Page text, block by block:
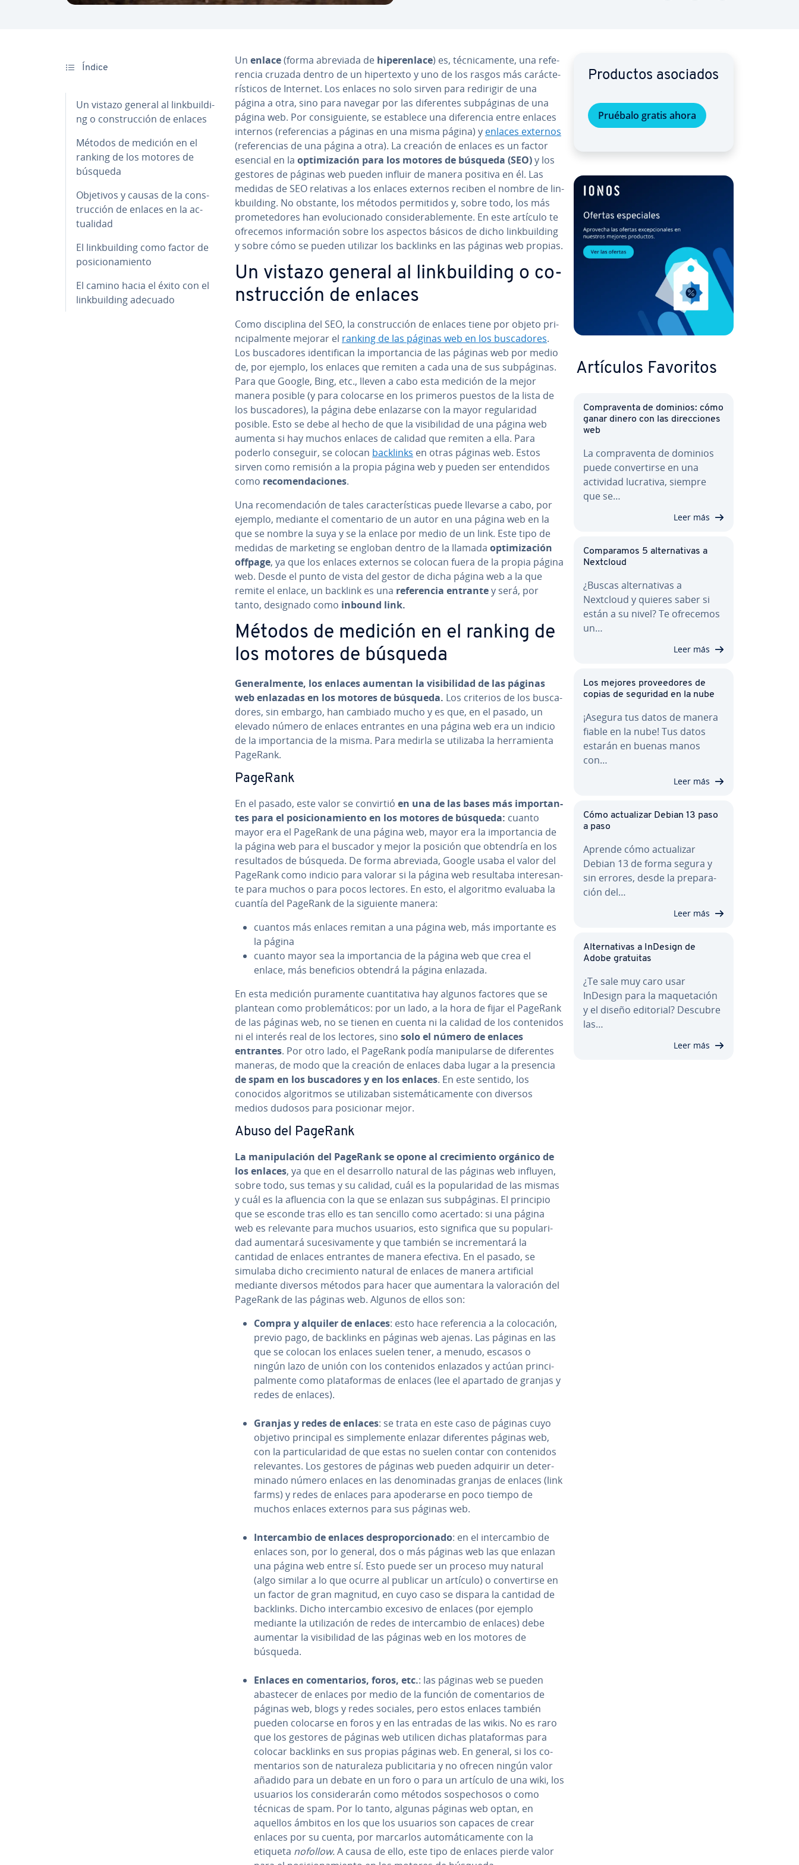
Índice
Un vistazo general al li­n­k­bui­l­di­
ng o co­n­s­tru­c­ción de enlaces
Métodos de medición en el
ranking de los motores de
búsqueda
Objetivos y causas de la co­n­s­
tru­c­ción de enlaces en la ac­
tua­li­dad
El li­n­k­bui­l­di­ng como factor de
po­si­cio­na­mie­n­to
El camino hacia el éxito con el
li­n­k­bui­l­di­ng adecuado
Un enlace(forma abreviada de hi­pe­re­n­la­ce) es, té­c­ni­ca­me­n­te, una re­fe­
re­n­cia cruzada dentro de un hi­pe­r­te­x­to y uno de los rasgos más ca­rá­c­te­
rí­s­ti­cos de Internet. Los enlaces no solo sirven para redirigir de una
página a otra, sino para navegar por las di­fe­re­n­tes su­b­pá­gi­nas de una
página web. Por co­n­si­guie­n­te, se establece una di­fe­re­n­cia entre enlaces
internos (re­fe­re­n­cias a páginas en una misma página) y enlaces externos
(re­fe­re­n­cias de una página a otra). La creación de enlaces es un factor
esencial en la op­ti­mi­za­ción para los motores de búsqueda (SEO)y los
gestores de páginas web pueden influir de manera positiva en él. Las
medidas de SEO relativas a los enlaces externos reciben el nombre de li­n­
k­bui­l­di­ng. No obstante, los métodos pe­r­mi­ti­dos y, sobre todo, los más
pro­me­te­do­res han evo­lu­cio­na­do co­n­si­de­ra­ble­me­n­te. En este artículo te
ofrecemos in­fo­r­ma­ción sobre los aspectos básicos de dicho li­n­k­bui­l­di­ng
y sobre cómo se pueden utilizar los backlinks en las páginas web propias.
Un vistazo general al li­n­k­bui­l­di­ng o co­
n­s­tru­c­ción de enlaces
Como di­s­ci­pli­na del SEO, la co­n­s­tru­c­ción de enlaces tiene por objeto pri­
n­ci­pa­l­me­n­te mejorar el ranking de las páginas web en los bu­s­ca­do­res.
Los bu­s­ca­do­res ide­n­ti­fi­can la im­po­r­ta­n­cia de las páginas web por medio
de, por ejemplo, los enlaces que remiten a cada una de sus su­b­pá­gi­nas.
Para que Google, Bing, etc., lleven a cabo esta medición de la mejor
manera posible (y para colocarse en los primeros puestos de la lista de
los bu­s­ca­do­res), la página debe enlazarse con la mayor re­gu­la­ri­dad
posible. Esto se debe al hecho de que la vi­si­bi­li­dad de una página web
aumenta si hay muchos enlaces de calidad que remiten a ella. Para
poderlo conseguir, se colocan backlinks en otras páginas web. Estos
sirven como remisión a la propia página web y pueden ser en­te­n­di­dos
como re­co­me­n­da­cio­nes.
Una re­co­me­n­da­ción de tales ca­ra­c­te­rí­s­ti­cas puede llevarse a cabo, por
ejemplo, mediante el co­me­n­ta­rio de un autor en una página web en la
que se nombre la suya y se la enlace por medio de un link. Este tipo de
medidas de marketing se engloban dentro de la llamada op­ti­mi­za­ción
offpage, ya que los enlaces externos se colocan fuera de la propia página
web. Desde el punto de vista del gestor de dicha página web a la que
remite el enlace, un backlink es una re­fe­re­n­cia entrantey será, por
tanto, designado como inbound link.
Métodos de medición en el ranking de
los motores de búsqueda
Ge­ne­ra­l­me­n­te, los enlaces aumentan la vi­si­bi­li­dad de las páginas
web enlazadas en los motores de búsqueda. Los criterios de los bu­s­ca­
do­res, sin embargo, han cambiado mucho y es que, en el pasado, un
elevado número de enlaces entrantes en una página web era un indicio
de la im­po­r­ta­n­cia de la misma. Para medirla se utilizaba la he­rra­mie­n­ta
PageRank.
PageRank
En el pasado, este valor se convirtió en una de las bases más im­po­r­ta­n­
tes para el po­si­cio­na­mie­n­to en los motores de búsqueda: cuanto
mayor era el PageRank de una página web, mayor era la im­po­r­ta­n­cia de
la página web para el buscador y mejor la posición que obtendría en los
re­su­l­ta­dos de búsqueda. De forma abreviada, Google usaba el valor del
PageRank como indicio para valorar si la página web resultaba in­te­re­sa­n­
te para muchos o para pocos lectores. En esto, el algoritmo evaluaba la
cuantía del PageRank de la siguiente manera:
cuantos más enlaces remitan a una página web, más im­po­r­ta­n­te es
la página
cuanto mayor sea la im­po­r­ta­n­cia de la página web que crea el
enlace, más be­ne­fi­cios obtendrá la página enlazada.
En esta medición puramente cua­n­ti­ta­ti­va hay algunos factores que se
plantean como pro­ble­má­ti­cos: por un lado, a la hora de fijar el PageRank
de las páginas web, no se tienen en cuenta ni la calidad de los co­n­te­ni­dos
ni el interés real de los lectores, sino solo el número de enlaces
entrantes. Por otro lado, el PageRank podía ma­ni­pu­lar­se de di­fe­re­n­tes
maneras, de modo que la creación de enlaces daba lugar a la presencia
de spam en los bu­s­ca­do­res y en los enlaces. En este sentido, los
conocidos al­go­ri­t­mos se uti­li­za­ban si­s­te­má­ti­ca­me­n­te con diversos
medios dudosos para po­si­cio­nar mejor.
Abuso del PageRank
La ma­ni­pu­la­ción del PageRank se opone al cre­ci­mie­n­to orgánico de
los enlaces, ya que en el de­sa­rro­llo natural de las páginas web influyen,
sobre todo, sus temas y su calidad, cuál es la po­pu­la­ri­dad de las mismas
y cuál es la afluencia con la que se enlazan sus su­b­pá­gi­nas. El principio
que se esconde tras ello es tan sencillo como acertado: si una página
web es relevante para muchos usuarios, esto significa que su po­pu­la­ri­
dad aumentará su­ce­si­va­me­n­te y que también se in­cre­me­n­ta­rá la
cantidad de enlaces entrantes de manera efectiva. En el pasado, se
simulaba dicho cre­ci­mie­n­to natural de enlaces de manera ar­ti­fi­cial
mediante diversos métodos para hacer que aumentara la va­lo­ra­ción del
PageRank de las páginas web. Algunos de ellos son:
Compra y alquiler de enlaces: esto hace re­fe­re­n­cia a la co­lo­ca­ción,
previo pago, de backlinks en páginas web ajenas. Las páginas en las
que se colocan los enlaces suelen tener, a menudo, escasos o
ningún lazo de unión con los co­n­te­ni­dos enlazados y actúan pri­n­ci­
pa­l­me­n­te como pla­ta­fo­r­mas de enlaces (lee el apartado de granjas y
redes de enlaces).
Granjas y redes de enlaces: se trata en este caso de páginas cuyo
objetivo principal es si­m­ple­me­n­te enlazar di­fe­re­n­tes páginas web,
con la pa­r­ti­cu­la­ri­dad de que estas no suelen contar con co­n­te­ni­dos
re­le­va­n­tes. Los gestores de páginas web pueden adquirir un de­te­r­
mi­na­do número enlaces en las de­no­mi­na­das granjas de enlaces (link
farms) y redes de enlaces para apo­de­rar­se en poco tiempo de
muchos enlaces externos para sus páginas web.
In­te­r­ca­m­bio de enlaces de­s­pro­po­r­cio­na­do: en el in­te­r­ca­m­bio de
enlaces son, por lo general, dos o más páginas web las que enlazan
una página web entre sí. Esto puede ser un proceso muy natural
(algo similar a lo que ocurre al publicar un artículo) o co­n­ve­r­ti­r­se en
un factor de gran magnitud, en cuyo caso se dispara la cantidad de
backlinks. Dicho in­te­r­ca­m­bio excesivo de enlaces (por ejemplo
mediante la uti­li­za­ción de redes de in­te­r­ca­m­bio de enlaces) debe
aumentar la vi­si­bi­li­dad de las páginas web en los motores de
búsqueda.
Enlaces en co­me­n­ta­rios, foros, etc.: las páginas web se pueden
abastecer de enlaces por medio de la función de co­me­n­ta­rios de
páginas web, blogs y redes sociales, pero estos enlaces también
pueden colocarse en foros y en las entradas de las wikis. No es raro
que los gestores de páginas web utilicen dichas pla­ta­fo­r­mas para
colocar backlinks en sus propias páginas web. En general, si los co­
me­n­ta­rios son de na­tu­ra­le­za pu­bli­ci­ta­ria y no ofrecen ningún valor
añadido para un debate en un foro o para un artículo de una wiki, los
usuarios los co­n­si­de­ra­rán como métodos so­s­pe­cho­sos o como
técnicas de spam. Por lo tanto, algunas páginas web optan, en
aquellos ámbitos en los que los usuarios son capaces de crear
enlaces por su cuenta, por marcarlos au­to­má­ti­ca­me­n­te con la
etiqueta nofollow.A causa de ello, este tipo de enlaces pierde valor
Productos asociados
Pruébalo gratis ahora
Artículos Favoritos
Co­m­pra­ve­n­ta de dominios: cómo
ganar dinero con las di­re­c­cio­nes
web
La co­m­pra­ve­n­ta de dominios
puede co­n­ve­r­ti­r­se en una
actividad lucrativa, siempre
que se…
Leer más
Co­m­pa­ra­mos 5 al­te­r­na­ti­vas a
Nextcloud
¿Buscas al­te­r­na­ti­vas a
Nextcloud y quieres saber si
están a su nivel? Te ofrecemos
un…
Leer más
Los mejores pro­vee­do­res de
copias de seguridad en la nube
¡Asegura tus datos de manera
fiable en la nube! Tus datos
estarán en buenas manos
con…
Leer más
Cómo ac­tua­li­zar Debian 13 paso
a paso
Aprende cómo ac­tua­li­zar
Debian 13 de forma segura y
sin errores, desde la pre­pa­ra­
ción del…
Leer más
Al­te­r­na­ti­vas a InDesign de
Adobe gratuitas
¿Te sale muy caro usar
InDesign para la ma­que­ta­ción
y el diseño editorial? Descubre
las…
Leer más